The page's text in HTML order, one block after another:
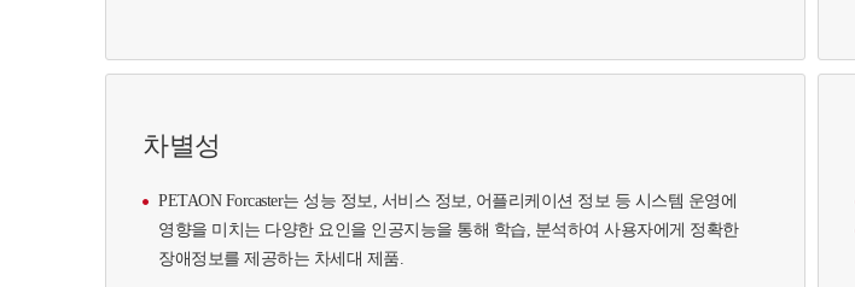
차별성
PETAON Forcaster는 성능 정보, 서비스 정보, 어플리케이션 정보 등 시스템 운영에
영향을 미치는 다양한 요인을 인공지능을 통해 학습, 분석하여 사용자에게 정확한
장애정보를 제공하는 차세대 제품.